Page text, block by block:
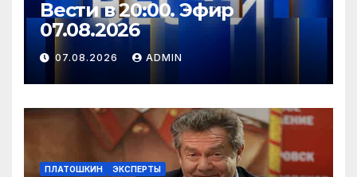
Вести в 20:00. Эфир
07.08.2026
07.08.2026 ADMIN
ПЛАТОШКИН ЭКСПЕРТЫ